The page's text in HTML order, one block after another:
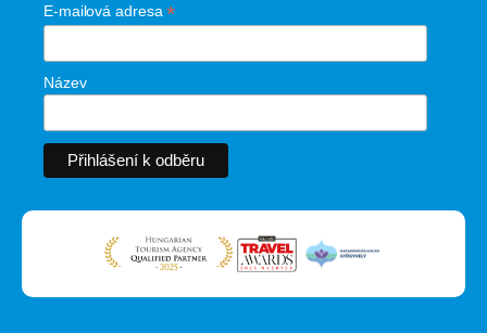
E-mailová adresa*
Název